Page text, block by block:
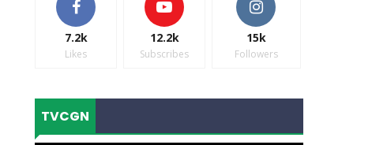
7.2k
Likes
12.2k
Subscribes
15k
Followers
TVCGN